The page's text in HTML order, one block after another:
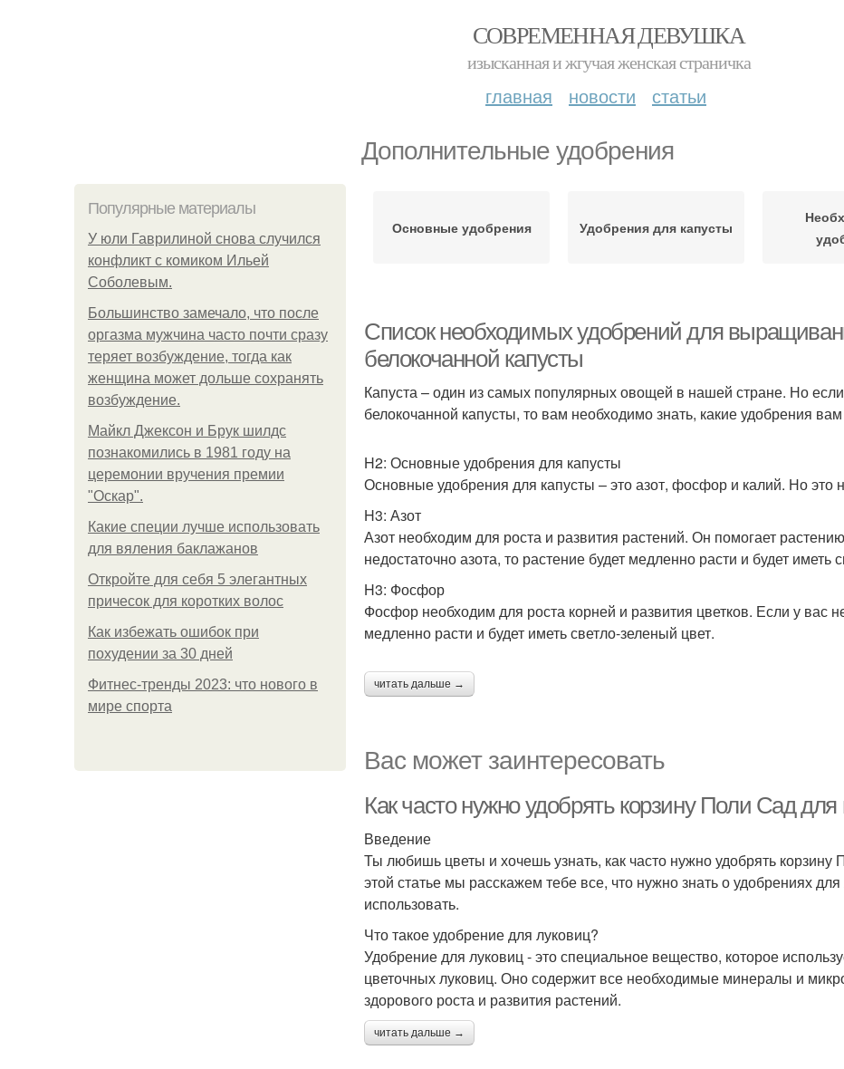
СОВРЕМЕННАЯ ДЕВУШКА
изысканная и жгучая женская страничка
главная новости статьи
Дополнительные удобрения
Популярные материалы
У юли Гаврилиной снова случился
конфликт с комиком Ильей
Соболевым.
Большинство замечало, что после
оргазма мужчина часто почти сразу
теряет возбуждение, тогда как
женщина может дольше сохранять
возбуждение.
Майкл Джексон и Брук шилдс
познакомились в 1981 году на
церемонии вручения премии
"Оскар".
Какие специи лучше использовать
для вяления баклажанов
Откройте для себя 5 элегантных
причесок для коротких волос
Как избежать ошибок при
похудении за 30 дней
Фитнес-тренды 2023: что нового в
мире спорта
Основные удобрения Удобрения для капусты
Список необходимых удобрений для
белокочанной капусты
Капуста – один из самых популярных овощей в нашей стране. Но
белокочанной капусты, то вам необходимо знать, какие удобрения
H2: Основные удобрения для капусты
Основные удобрения для капусты – это азот, фосфор и калий. Но это
H3: Азот
Азот необходим для роста и развития растений. Он помогает
недостаточно азота, то растение будет медленно расти и будет иметь
H3: Фосфор
Фосфор необходим для роста корней и развития цветков. Если у вас
медленно расти и будет иметь светло-зеленый цвет.
читать дальше →
Вас может заинтересовать
Как часто нужно удобрять корзину Поли Сад
Введение
Ты любишь цветы и хочешь узнать, как часто нужно удобрять
этой статье мы расскажем тебе все, что нужно знать о удобрениях
использовать.
Что такое удобрение для луковиц?
Удобрение для луковиц - это специальное вещество, которое
цветочных луковиц. Оно содержит все необходимые минералы и
здорового роста и развития растений.
читать дальше →